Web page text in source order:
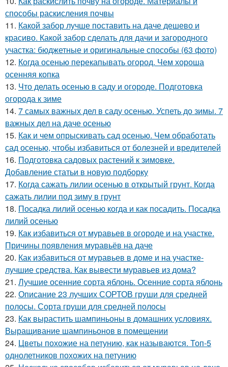
способы раскисления почвы
11. Какой забор лучше поставить на даче дешево и
красиво. Какой забор сделать для дачи и загородного
участка: бюджетные и оригинальные способы (63 фото)
12. Когда осенью перекапывать огород. Чем хороша
осенняя копка
13. Что делать осенью в саду и огороде. Подготовка
огорода к зиме
14. 7 самых важных дел в саду осенью. Успеть до зимы. 7
важных дел на даче осенью
15. Как и чем опрыскивать сад осенью. Чем обработать
сад осенью, чтобы избавиться от болезней и вредителей
16. Подготовка садовых растений к зимовке.
Добавление статьи в новую подборку
17. Когда сажать лилии осенью в открытый грунт. Когда
сажать лилии под зиму в грунт
18. Посадка лилий осенью когда и как посадить. Посадка
лилий осенью
19. Как избавиться от муравьев в огороде и на участке.
Причины появления муравьёв на даче
20. Как избавиться от муравьев в доме и на участке-
лучшие средства. Как вывести муравьев из дома?
21. Лучшие осенние сорта яблонь. Осенние сорта яблонь
22. Описание 23 лучших СОРТОВ груши для средней
полосы. Сорта груши для средней полосы
23. Как вырастить шампиньоны в домашних условиях.
Выращивание шампиньонов в помещении
24. Цветы похожие на петунию, как называются. Топ-5
однолетников похожих на петунию